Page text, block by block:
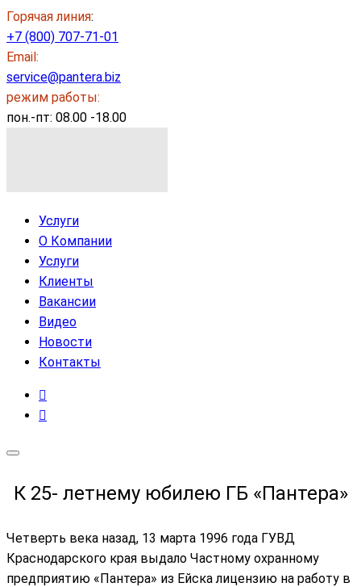
Горячая линия:
+7 (800) 707-71-01
Email:
service@pantera.biz
режим работы:
пон.-пт: 08.00 -18.00
Услуги
О Компании
Услуги
Клиенты
Вакансии
Видео
Новости
Контакты
К 25- летнему юбилею ГБ «Пантера»
Четверть века назад, 13 марта 1996 года ГУВД
Краснодарского края выдало Частному охранному
предприятию «Пантера» из Ейска лицензию на работу в